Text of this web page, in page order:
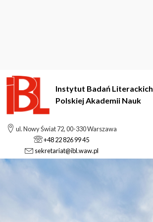
Instytut Badań Literackich
Polskiej Akademii Nauk
ul. Nowy Świat 72, 00-330 Warszawa
+48 22 826 99 45
sekretariat@ibl.waw.pl
Szukaj